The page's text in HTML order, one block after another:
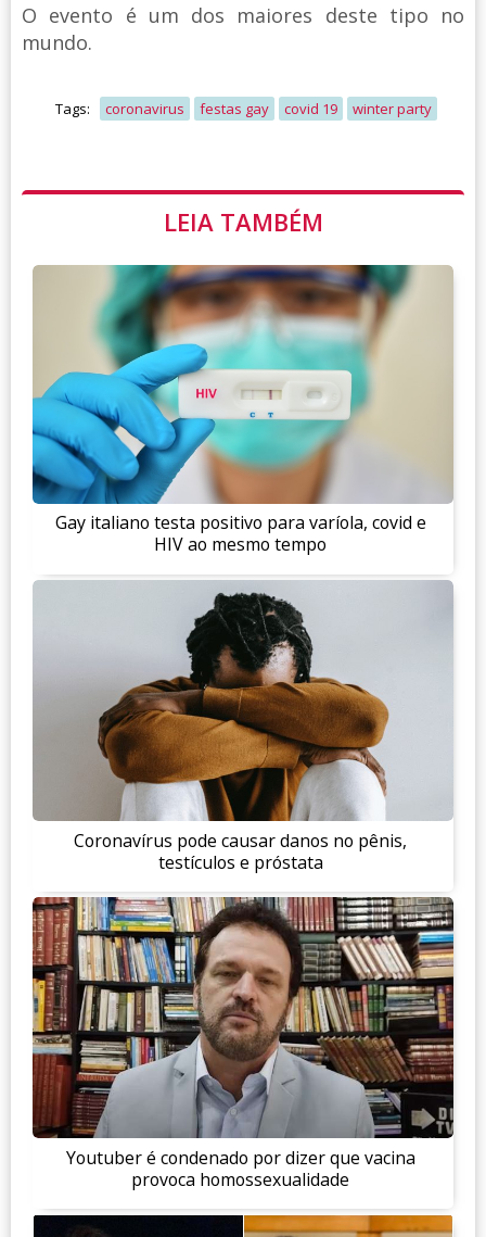
O evento é um dos maiores deste tipo no
mundo.
Tags: coronavirus festas gay covid 19 winter party
LEIA TAMBÉM
Gay italiano testa positivo para varíola, covid e
HIV ao mesmo tempo
Coronavírus pode causar danos no pênis,
testículos e próstata
Youtuber é condenado por dizer que vacina
provoca homossexualidade